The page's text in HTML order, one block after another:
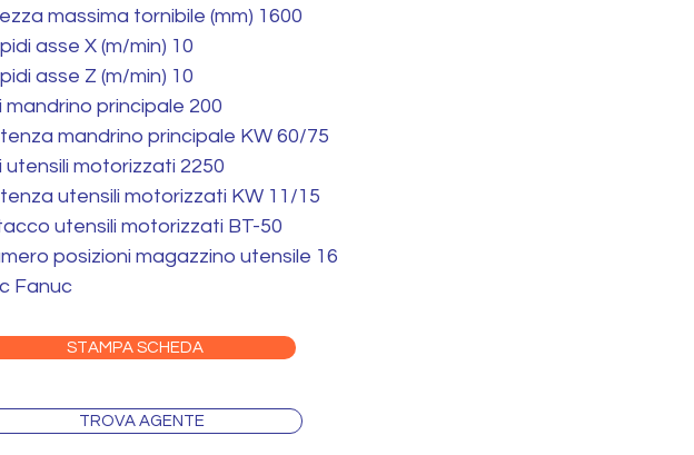
massima tornibile (mm) 1600
asse X (m/min) 10
asse Z (m/min) 10
mandrino principale 200
mandrino principale KW 60/75
utensili motorizzati 2250
utensili motorizzati KW 11/15
utensili motorizzati BT-50
posizioni magazzino utensile 16
Fanuc
STAMPA SCHEDA
TROVA AGENTE